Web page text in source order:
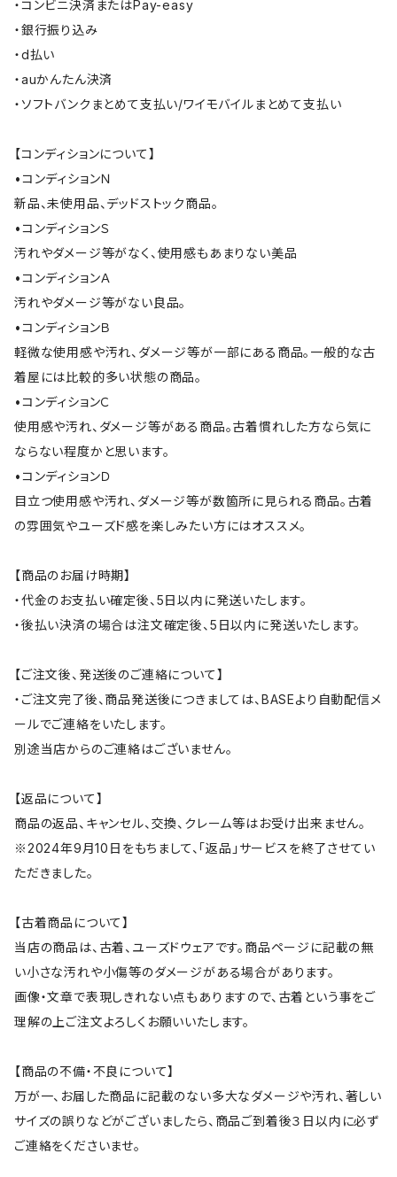
・コンビニ決済またはPay-easy
・銀行振り込み
・d払い
・auかんたん決済
・ソフトバンクまとめて支払い/ワイモバイルまとめて支払い
【コンディションについて】
•コンディションＮ
新品、未使用品、デッドストック商品。
•コンディションＳ
汚れやダメージ等がなく、使用感もあまりない美品
•コンディションＡ
汚れやダメージ等がない良品。
•コンディションＢ
軽微な使用感や汚れ、ダメージ等が一部にある商品。一般的な古
着屋には比較的多い状態の商品。
•コンディションＣ
使用感や汚れ、ダメージ等がある商品。古着慣れした方なら気に
ならない程度かと思います。
•コンディションＤ
目立つ使用感や汚れ、ダメージ等が数箇所に見られる商品。古着
の雰囲気やユーズド感を楽しみたい方にはオススメ。
【商品のお届け時期】
・代金のお支払い確定後、5日以内に発送いたします。
・後払い決済の場合は注文確定後、5日以内に発送いたします。
【ご注文後、発送後のご連絡について】
・ご注文完了後、商品発送後につきましては、BASEより自動配信メ
ールでご連絡をいたします。
別途当店からのご連絡はございません。
【返品について】
商品の返品、キャンセル、交換、クレーム等はお受け出来ません。
※2024年9月10日をもちまして、「返品」サービスを終了させてい
ただきました。
【古着商品について】
当店の商品は、古着、ユーズドウェアです。商品ページに記載の無
い小さな汚れや小傷等のダメージがある場合があります。
画像・文章で表現しきれない点もありますので、古着という事をご
理解の上ご注文よろしくお願いいたします。
【商品の不備・不良について】
万が一、お届した商品に記載のない多大なダメージや汚れ、著しい
サイズの誤りなどがございましたら、商品ご到着後３日以内に必ず
ご連絡をくださいませ。